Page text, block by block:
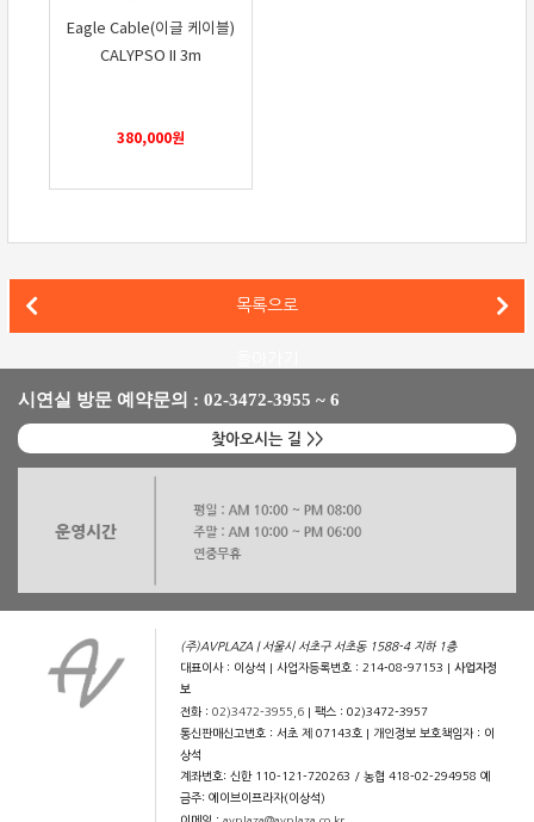
Eagle Cable(이글 케이블)
CALYPSO II 3m
380,000원
스펜더(Spendor) 클래식 3/1, 리크오디오 인티앰프를 매칭한
B&W 702 S3 시그니처, 마란츠(Marantz) 모델 40n을 매칭한 하이파이 시스템
목록으로
시연실 방문 예약문의 : 02-3472-3955 ~ 6
찾아오시는 길 >>
(주)AVPLAZA | 서울시 서초구 서초동 1588-4 지하 1층
대표이사 : 이상석 | 사업자등록번호 : 214-08-97153 |사업자정
보
전화 :02)3472-3955,6 | 팩스 : 02)3472-3957
통신판매신고번호 : 서초 제 07143호 | 개인정보 보호책임자 : 이
상석
계좌번호: 신한 110-121-720263 / 농협 418-02-294958 예
금주: 에이브이프라자(이상석)